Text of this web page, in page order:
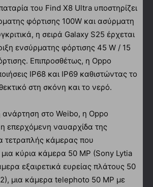
του Find X8 Ultra υποστηρίζει
φόρτισης 100W και ασύρματη
η σειρά Galaxy S25 έρχεται
ενσύρματης φόρτισης 45 W / 15
Επιπροσθέτως, η Oppo
IP68 και IP69 καθιστώντας το
στη σκόνη και το νερό.
στο Weibo, η Oppo
η επερχόμενη ναυαρχίδα της
τετραπλής κάμερας που
μια κύρια κάμερα 50 MP (Sony Lytia
εξαιρετικά ευρείας πλάτους 50
μια κάμερα telephoto 50 MP με